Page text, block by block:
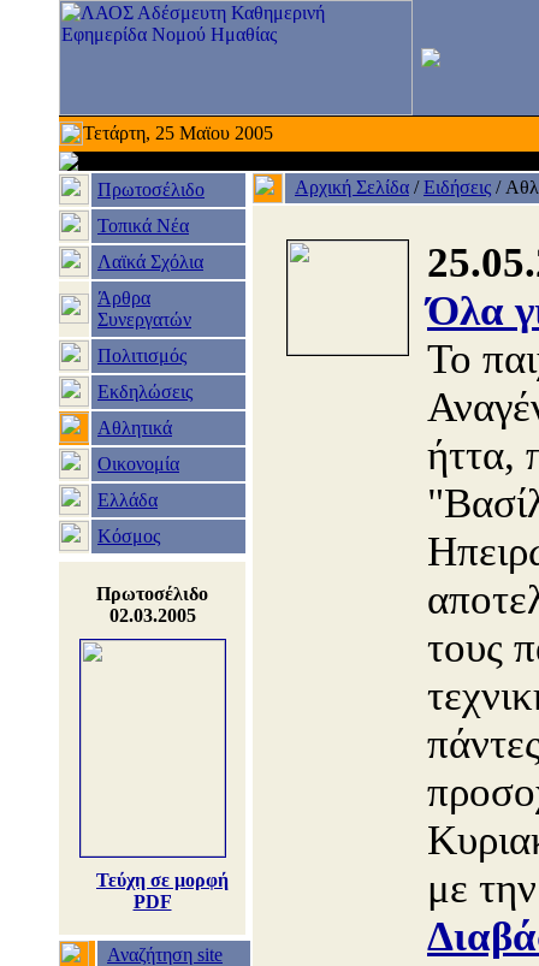
Τετάρτη, 25 Μαϊου 2005
Πρωτοσέλιδο
Τοπικά Νέα
Λαϊκά Σχόλια
Άρθρα
Συνεργατών
Πολιτισμός
Εκδηλώσεις
Αθλητικά
Οικονομία
Ελλάδα
Κόσμος
Πρωτοσέλιδο
02.03.2005
Τεύχη σε μορφή
PDF
Αναζήτηση site
Αρχική Σελίδα /Ειδήσεις /
Όλα
Το
ήττα,
τους
με